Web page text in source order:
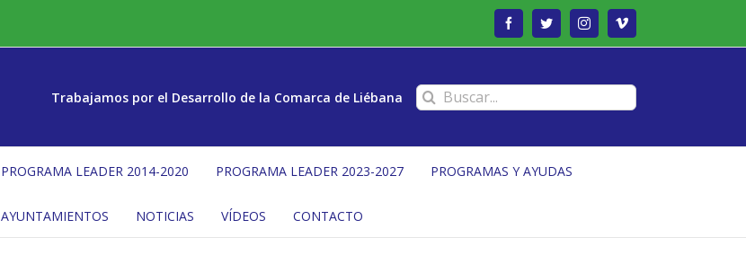
FacebookTwitterInstagramVimeo
Trabajamos por el Desarrollo de la Comarca de Liébana Buscar:
PROGRAMA LEADER 2014-2020 PROGRAMA LEADER 2023-2027 PROGRAMAS Y AYUDAS
AYUNTAMIENTOS NOTICIAS VÍDEOS CONTACTO